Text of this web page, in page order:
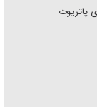
پاتریوت